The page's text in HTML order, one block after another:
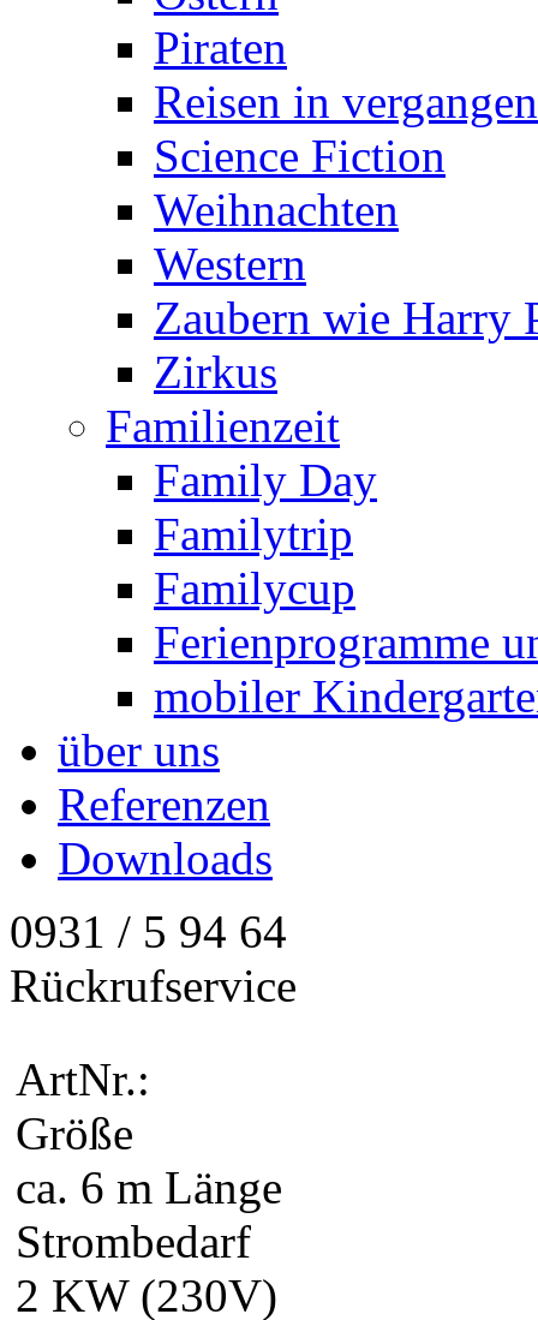
Piraten
Reisen in
Science Fiction
Weihnachten
Western
Zaubern wie Harry
Zirkus
Familienzeit
Family Day
Familytrip
Familycup
Ferienprogramme
mobiler
über uns
Referenzen
Downloads
0931 / 5 94 64
Rückrufservice
ArtNr.:
Größe
ca. 6 m Länge
Strombedarf
2 KW (230V)